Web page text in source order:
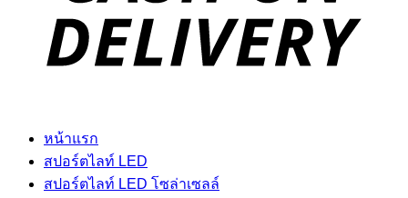
หน้าแรก
สปอร์ตไลท์ LED
สปอร์ตไลท์ LED โซล่าเซลล์